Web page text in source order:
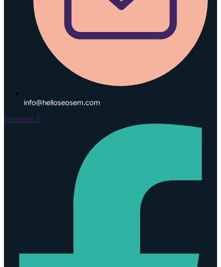
info@helloseosem.com
Facebook-f